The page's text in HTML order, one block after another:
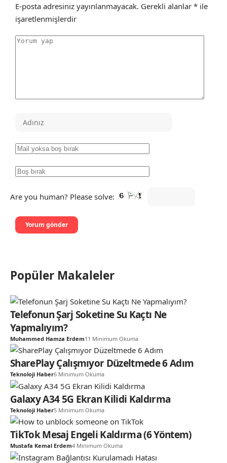
E-posta adresiniz yayınlanmayacak. Gerekli alanlar * ile
işaretlenmişlerdir
Are you human? Please solve:
Popüler Makaleler
Telefonun Şarj Soketine Su Kaçtı Ne
Yapmalıyım?
Muhammed Hamza Erdem11 Minimum Okuma
SharePlay Çalışmıyor Düzeltmede 6 Adım
Teknoloji Haber6 Minimum Okuma
Galaxy A34 5G Ekran Kilidi Kaldırma
Teknoloji Haber5 Minimum Okuma
TikTok Mesaj Engeli Kaldırma (6 Yöntem)
Mustafa Kemal Erdem4 Minimum Okuma